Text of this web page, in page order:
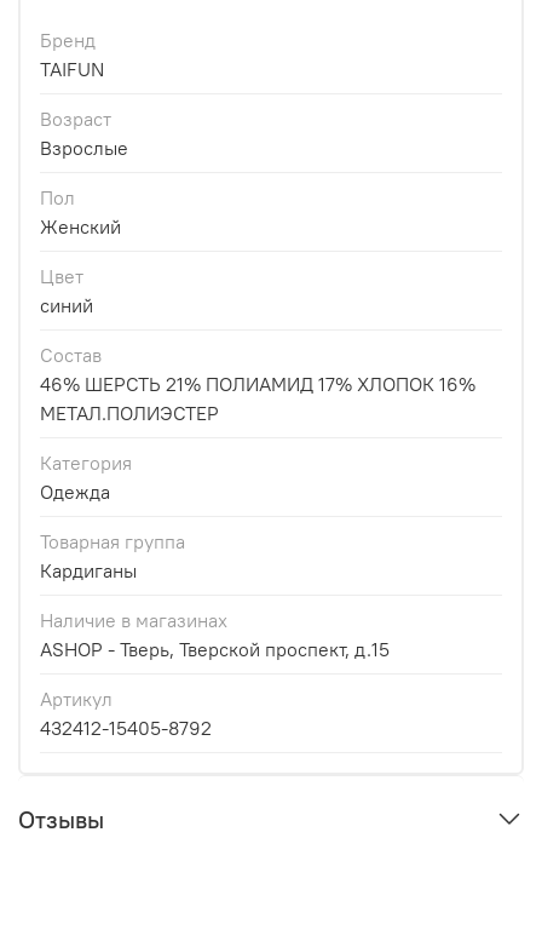
Бренд
TAIFUN
Возраст
Взрослые
Пол
Женский
Цвет
синий
Состав
46% ШЕРСТЬ 21% ПОЛИАМИД 17% ХЛОПОК 16%
МЕТАЛ.ПОЛИЭСТЕР
Категория
Одежда
Товарная группа
Кардиганы
Наличие в магазинах
ASHOP - Тверь, Тверской проспект, д.15
Артикул
432412-15405-8792
Отзывы